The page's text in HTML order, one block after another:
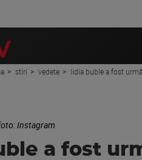
stiri vedete lidia buble a fost
Instagram
a fost